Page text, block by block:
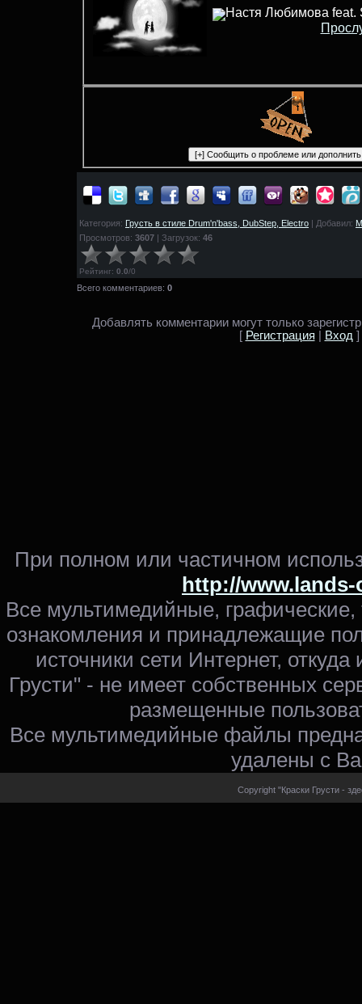
Настя Любимова
Категория: Грусть в стиле Drum'n'bass, DubStep, Electro | Добавил:
Просмотров: 3607 | Загрузок: 46
Рейтинг: 0.0/0
Всего комментариев: 0
Добавлять комментарии могут только
[ Регистрация Вход ]
При полном или частичном
http://
Все мультимедийные,
ознакомления и принадлежащие
источники сети Интернет,
Грусти" - не имеет собственных
размещенные
Все мультимедийные файлы
удалены с
Copyright "Краски Грусти -